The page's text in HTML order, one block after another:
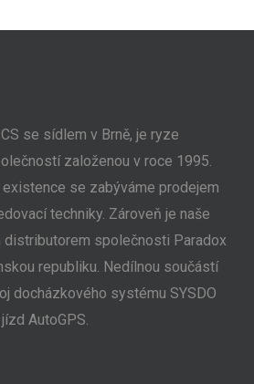
se sídlem v Brně, je ryze
založenou v roce 1995.
se zabýváme prodejem
techniky. Zároveň je naše
distributorem společnosti Paradox
republiku. Nedílnou součástí
docházkového systému SYSDO
AutoGPS.